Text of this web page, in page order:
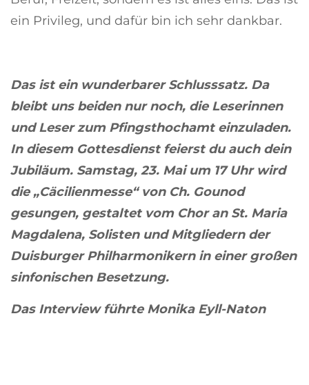
ein Privileg, und dafür bin ich sehr dankbar.
Das ist ein wunderbarer Schlusssatz. Da
bleibt uns beiden nur noch, die Leserinnen
und Leser zum Pfingsthochamt einzuladen.
In diesem Gottesdienst feierst du auch dein
Jubiläum. Samstag, 23. Mai um 17 Uhr wird
die „Cäcilienmesse“ von Ch. Gounod
gesungen, gestaltet vom Chor an St. Maria
Magdalena, Solisten und Mitgliedern der
Duisburger Philharmonikern in einer großen
sinfonischen Besetzung.
Das Interview führte Monika Eyll-Naton